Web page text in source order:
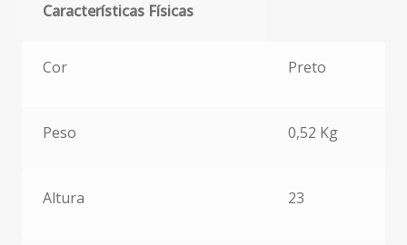
Características Físicas
Cor Preto
Peso 0,52 Kg
Altura 23